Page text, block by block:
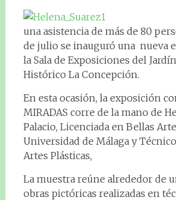
una asistencia de más de 80
de julio se inauguró una nueva
la Sala de Exposiciones del
Histórico La Concepción.
En esta ocasión, la exposición
MIRADAS corre de la mano de
Palacio, Licenciada en Bellas
Universidad de Málaga y
Artes Plásticas,
La muestra reúne alrededor de
obras pictóricas realizadas en